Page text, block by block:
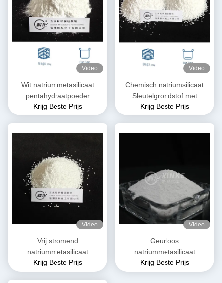
Video
Wit natriummetasilicaat
pentahydraatpoeder
Na2SiO3·5H2O
Krijg Beste Prijs
Video
Chemisch natriumsilicaat
Sleutelgrondstof met
veelzijdige eigenschappen
Krijg Beste Prijs
Video
Vrij stromend
natriummetasilicaat
pentahydraat Granulaat Wit
Krijg Beste Prijs
Video
Geurloos
natriummetasilicaat
pentahydraat Oplosbaar in
water Moleculair gewicht
Krijg Beste Prijs